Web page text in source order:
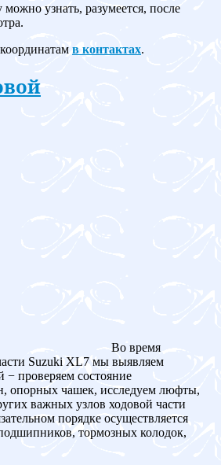
можно узнать, разумеется, после
в контактах.
Во время
Suzuki XL7 мы выявляем
− проверяем состояние
опорных чашек, исследуем люфты,
важных узлов ходовой части
порядке осуществляется
тормозных колодок,